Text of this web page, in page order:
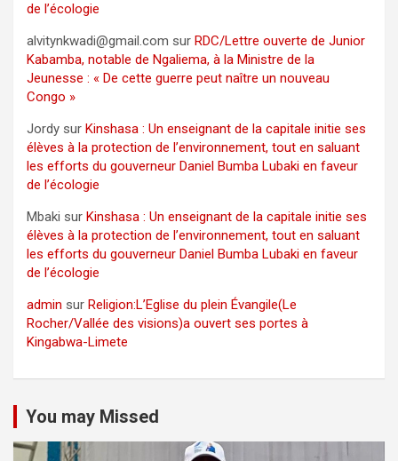
de l’écologie
alvitynkwadi@gmail.com sur RDC/Lettre ouverte de Junior
Kabamba, notable de Ngaliema, à la Ministre de la
Jeunesse : « De cette guerre peut naître un nouveau
Congo »
Jordy sur Kinshasa : Un enseignant de la capitale initie ses
élèves à la protection de l’environnement, tout en saluant
les efforts du gouverneur Daniel Bumba Lubaki en faveur
de l’écologie
Mbaki sur Kinshasa : Un enseignant de la capitale initie ses
élèves à la protection de l’environnement, tout en saluant
les efforts du gouverneur Daniel Bumba Lubaki en faveur
de l’écologie
admin sur Religion:L’Eglise du plein Évangile(Le
Rocher/Vallée des visions)a ouvert ses portes à
Kingabwa-Limete
You may Missed